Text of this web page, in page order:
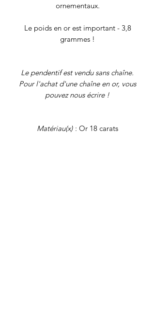
ornementaux.
Le poids en or est important - 3,8
grammes !
Le pendentif est vendu sans chaîne.
Pour l'achat d'une chaîne en or, vous
pouvez nous écrire !
Matériau(x) : Or 18 carats